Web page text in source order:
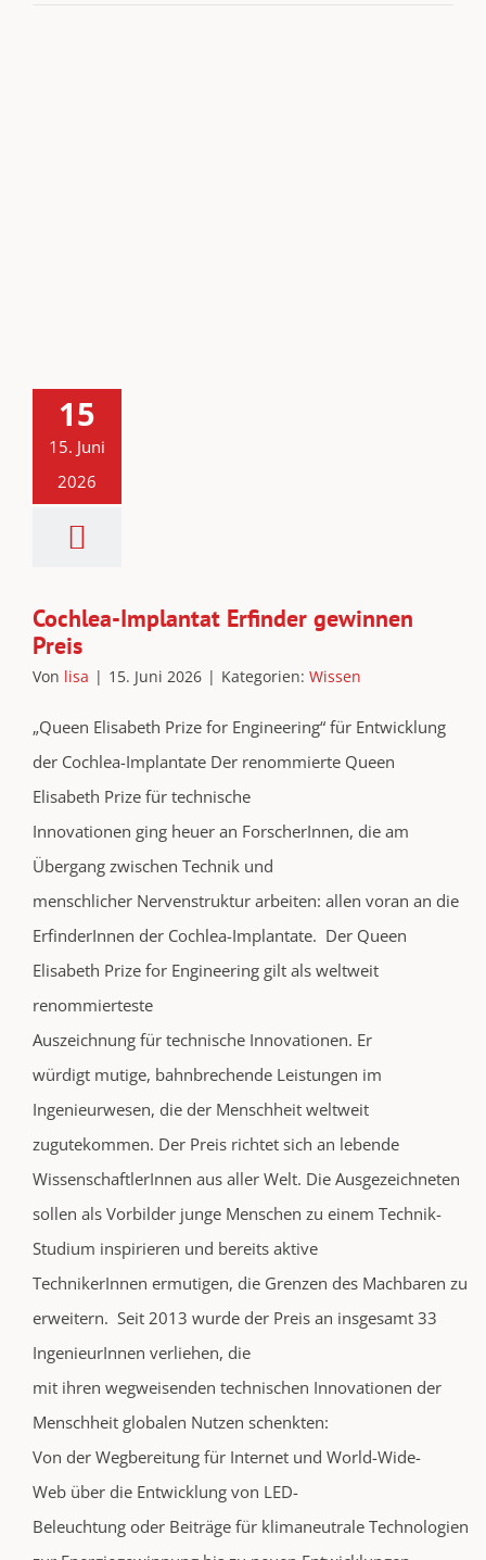
15
15. Juni
2026
Cochlea-Implantat Erfinder gewinnen
Preis
Von lisa | 15. Juni 2026 | Kategorien: Wissen
„Queen Elisabeth Prize for Engineering“ für Entwicklung
der Cochlea-Implantate Der renommierte Queen
Elisabeth Prize für technische
Innovationen ging heuer an ForscherInnen, die am
Übergang zwischen Technik und
menschlicher Nervenstruktur arbeiten: allen voran an die
ErfinderInnen der Cochlea-Implantate. Der Queen
Elisabeth Prize for Engineering gilt als weltweit
renommierteste
Auszeichnung für technische Innovationen. Er
würdigt mutige, bahnbrechende Leistungen im
Ingenieurwesen, die der Menschheit weltweit
zugutekommen. Der Preis richtet sich an lebende
WissenschaftlerInnen aus aller Welt. Die Ausgezeichneten
sollen als Vorbilder junge Menschen zu einem Technik-
Studium inspirieren und bereits aktive
TechnikerInnen ermutigen, die Grenzen des Machbaren zu
erweitern. Seit 2013 wurde der Preis an insgesamt 33
IngenieurInnen verliehen, die
mit ihren wegweisenden technischen Innovationen der
Menschheit globalen Nutzen schenkten:
Von der Wegbereitung für Internet und World-Wide-
Web über die Entwicklung von LED-
Beleuchtung oder Beiträge für klimaneutrale Technologien